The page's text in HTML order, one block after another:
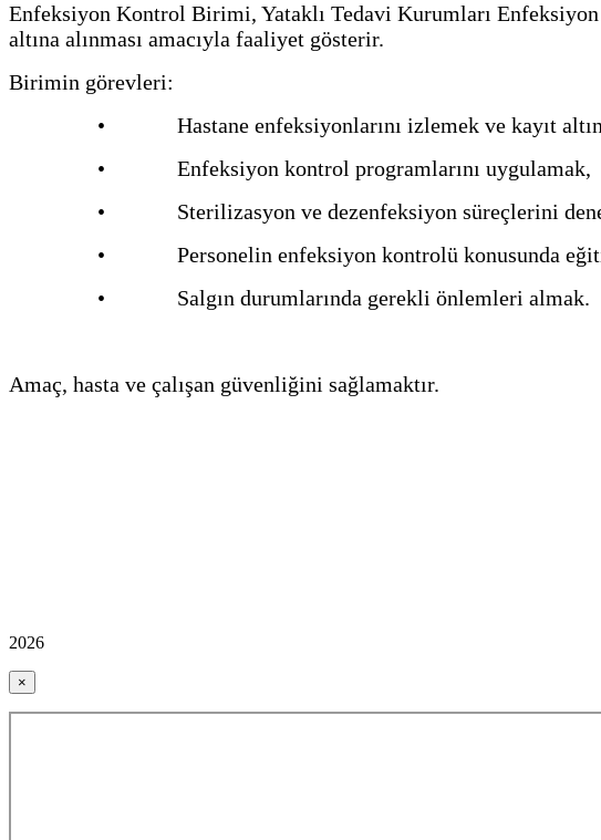
Enfeksiyon Kontrol Birimi, Yataklı Tedavi Kurumları
altına alınması amacıyla faaliyet gösterir.
Birimin görevleri:
• Hastane enfeksiyonlarını izlemek ve kayıt
• Enfeksiyon kontrol programlarını uygulamak,
• Sterilizasyon ve dezenfeksiyon süreçlerini
• Personelin enfeksiyon kontrolü konusunda
• Salgın durumlarında gerekli önlemleri almak.
Amaç, hasta ve çalışan güvenliğini sağlamaktır.
2026
×